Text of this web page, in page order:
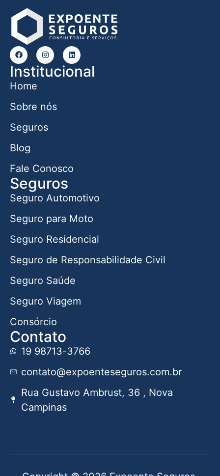
Institucional
Home
Sobre nós
Seguros
Blog
Fale Conosco
Seguros
Seguro Automotivo
Seguro para Moto
Seguro Residencial
Seguro de Responsabilidade Civil
Seguro Saúde
Seguro Viagem
Consórcio
Contato
19 98713-3766
contato@expoenteseguros.com.br
Rua Gustavo Ambrust, 36 , Nova
Campinas